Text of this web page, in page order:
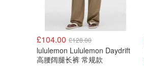
£104.00 £128.00
lululemon Lululemon Daydrift
高腰阔腿长裤 常规款